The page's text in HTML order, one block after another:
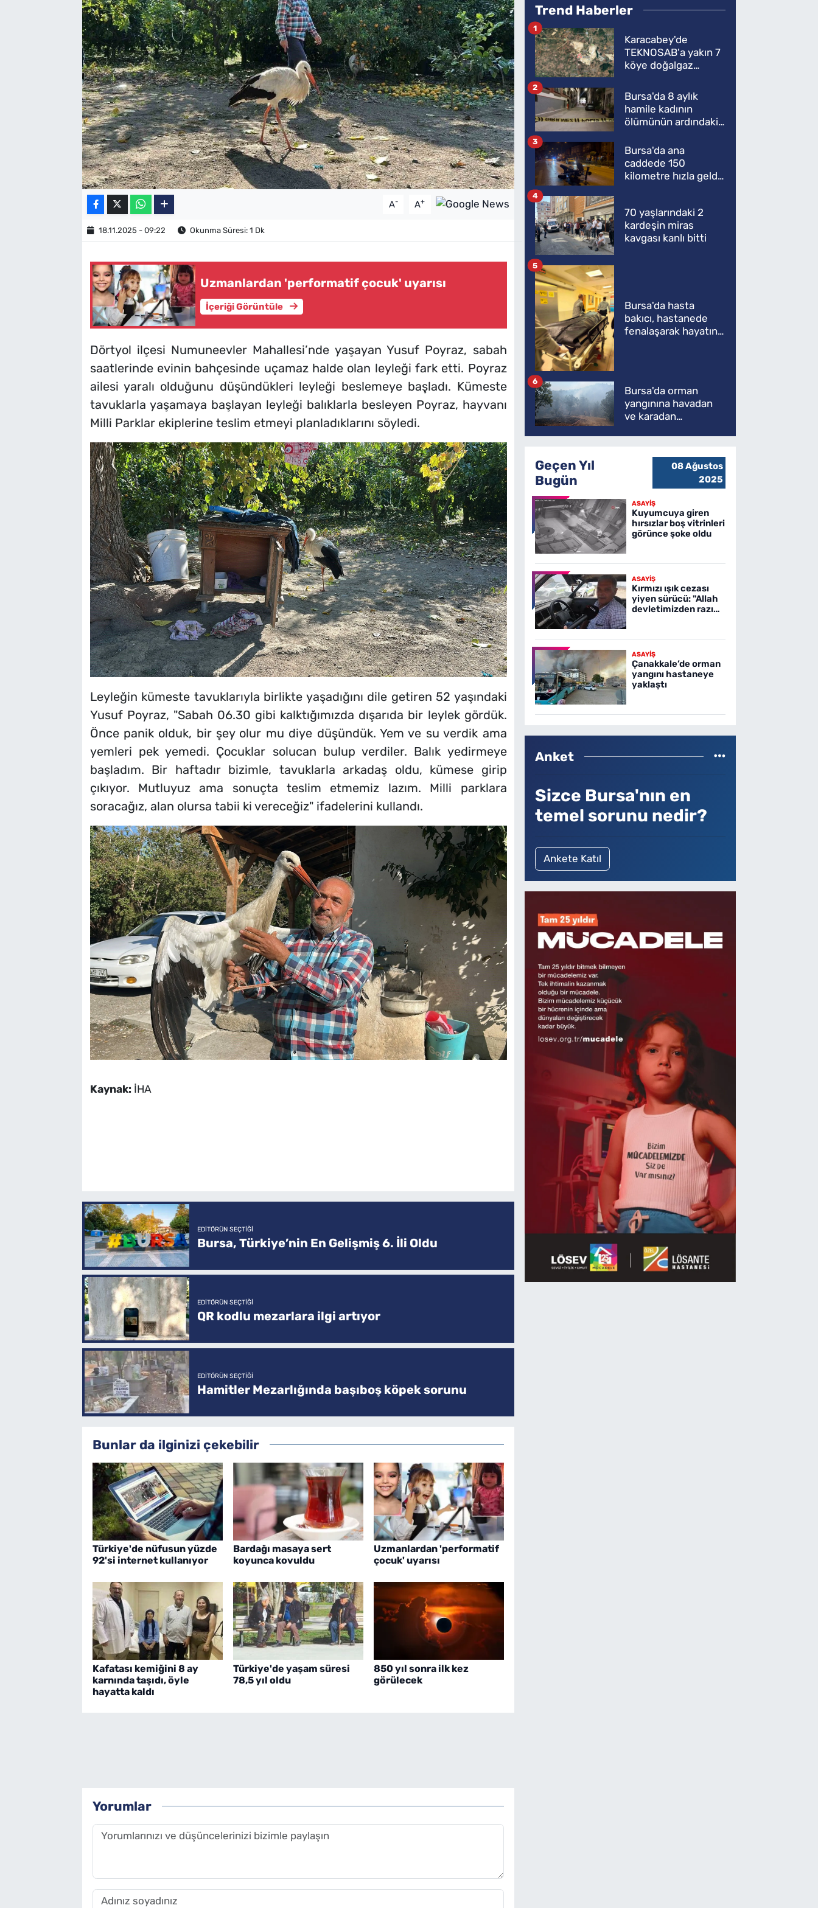
A- A+
18.11.2025 - 09:22 Okunma Süresi: 1 Dk
Uzmanlardan 'performatif çocuk' uyarısı
İçeriği Görüntüle
Dörtyol ilçesi Numuneevler Mahallesi’nde yaşayan Yusuf Poyraz, sabah
saatlerinde evinin bahçesinde uçamaz halde olan leyleği fark etti. Poyraz
ailesi yaralı olduğunu düşündükleri leyleği beslemeye başladı. Kümeste
tavuklarla yaşamaya başlayan leyleği balıklarla besleyen Poyraz, hayvanı
Milli Parklar ekiplerine teslim etmeyi planladıklarını söyledi.
Leyleğin kümeste tavuklarıyla birlikte yaşadığını dile getiren 52 yaşındaki
Yusuf Poyraz, "Sabah 06.30 gibi kalktığımızda dışarıda bir leylek gördük.
Önce panik olduk, bir şey olur mu diye düşündük. Yem ve su verdik ama
yemleri pek yemedi. Çocuklar solucan bulup verdiler. Balık yedirmeye
başladım. Bir haftadır bizimle, tavuklarla arkadaş oldu, kümese girip
çıkıyor. Mutluyuz ama sonuçta teslim etmemiz lazım. Milli parklara
soracağız, alan olursa tabii ki vereceğiz" ifadelerini kullandı.
Kaynak: İHA
EDITÖRÜN SEÇTIĞI
Bursa, Türkiye’nin En Gelişmiş 6. İli Oldu
EDITÖRÜN SEÇTIĞI
QR kodlu mezarlara ilgi artıyor
EDITÖRÜN SEÇTIĞI
Hamitler Mezarlığında başıboş köpek sorunu
Bunlar da ilginizi çekebilir
Türkiye'de nüfusun yüzde
92'si internet kullanıyor
Bardağı masaya sert
koyunca kovuldu
Uzmanlardan 'performatif
çocuk' uyarısı
Kafatası kemiğini 8 ay
karnında taşıdı, öyle
hayatta kaldı
Türkiye'de yaşam süresi
78,5 yıl oldu
850 yıl sonra ilk kez
görülecek
Yorumlar
Trend Haberler
Karacabey'de
TEKNOSAB'a yakın 7
köye doğalgaz
1
Bursa'da 8 aylık
hamile kadının
ölümünün ardındaki
2
Bursa'da ana
caddede 150
kilometre hızla geldi,
3
70 yaşlarındaki 2
kardeşin miras
kavgası kanlı bitti
4
Bursa'da hasta
bakıcı, hastanede
fenalaşarak hayatını
5
Bursa'da orman
yangınına havadan
ve karadan
6
Geçen Yıl
Bugün
08 Ağustos
2025
ASAYİŞ
Kuyumcuya giren
hırsızlar boş vitrinleri
görünce şoke oldu
ASAYİŞ
Kırmızı ışık cezası
yiyen sürücü: "Allah
devletimizden razı
ASAYİŞ
Çanakkale’de orman
yangını hastaneye
yaklaştı
Anket
Sizce Bursa'nın en
temel sorunu nedir?
Ankete Katıl
TV REHBERİ